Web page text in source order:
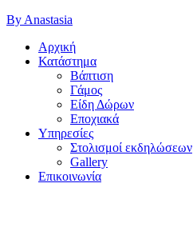
By Anastasia
Αρχική
Κατάστημα
Βάπτιση
Γάμος
Είδη Δώρων
Εποχιακά
Υπηρεσίες
Στολισμοί εκδηλώσεων
Gallery
Επικοινωνία